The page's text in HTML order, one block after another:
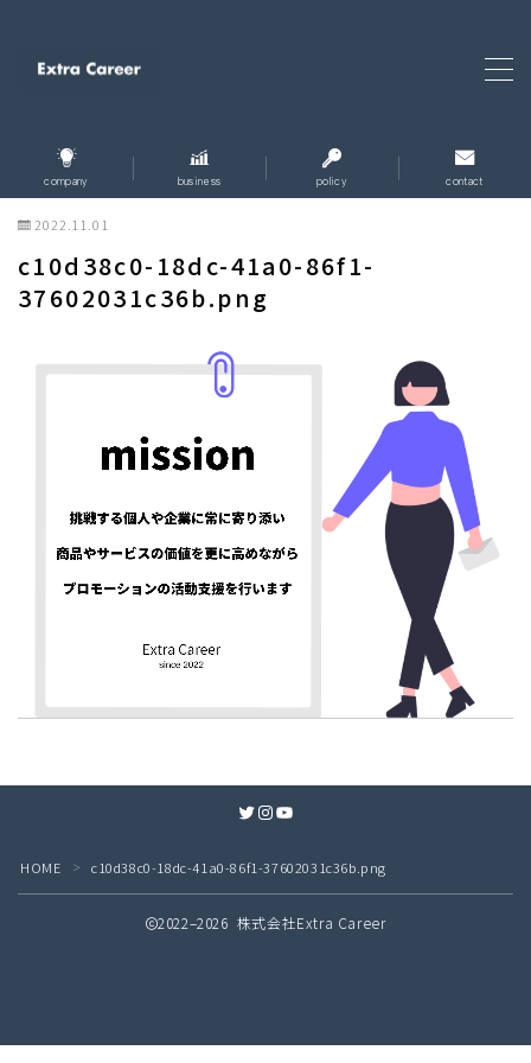
MENU
ホーム
企業情報
企業理念 policy
事業内容 business
個人情報保護方針
company business policy contact
2022.11.01
c10d38c0-18dc-41a0-86f1-
37602031c36b.png
Twitter InstagramYouTube
HOME ＞ c10d38c0-18dc-41a0-86f1-37602031c36b.png
2022–2026 株式会社Extra Career
接客業の教科書 配信中！